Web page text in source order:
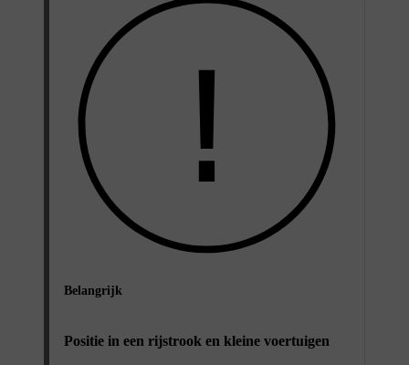
Belangrijk
Positie in een rijstrook en kleine voertuigen